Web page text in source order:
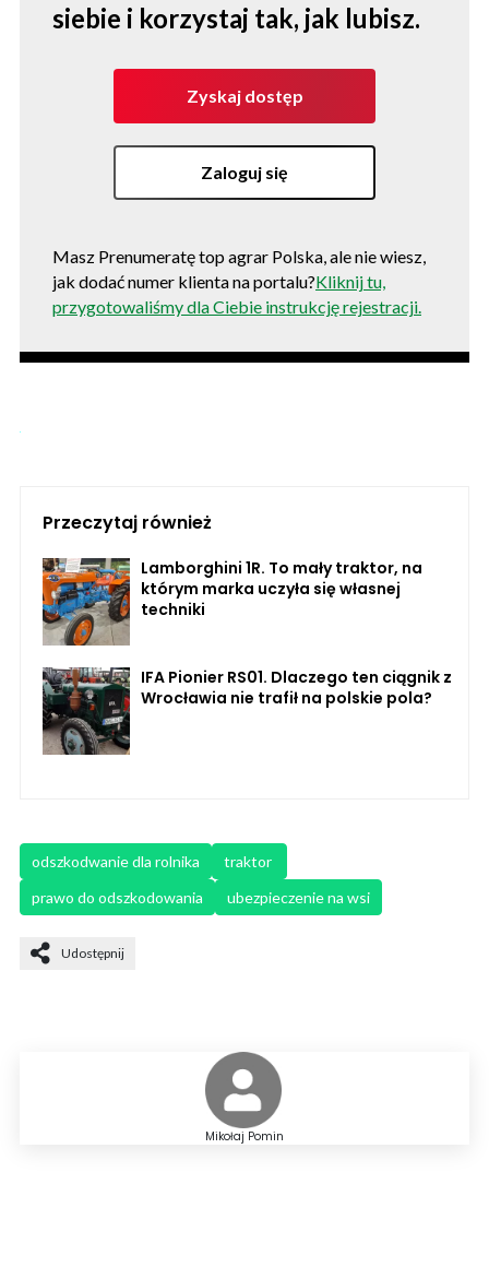
siebie i korzystaj tak, jak lubisz.
Zyskaj dostęp
Zaloguj się
Masz Prenumeratę top agrar Polska, ale nie wiesz,
jak dodać numer klienta na portalu?Kliknij tu,
przygotowaliśmy dla Ciebie instrukcję rejestracji.
Przeczytaj również
Lamborghini 1R. To mały traktor, na
którym marka uczyła się własnej
techniki
IFA Pionier RS01. Dlaczego ten ciągnik z
Wrocławia nie trafił na polskie pola?
odszkodwanie dla rolnika
traktor
prawo do odszkodowania
ubezpieczenie na wsi
Udostępnij
Mikołaj Pomin